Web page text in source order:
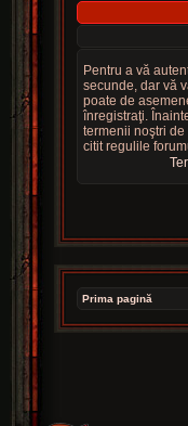
Pentru a vă
secunde, dar vă
poate de
înregistraţi.
termenii noştri
citit regulile
Prima pagină